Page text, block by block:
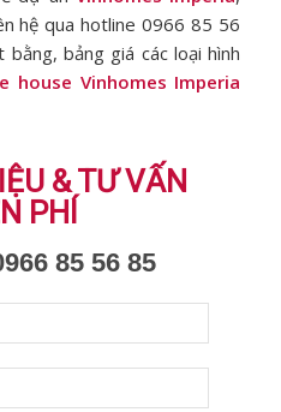
hệ qua hotline 0966 85 56
bảng giá các loại hình
house Vinhomes Imperia
& TƯ VẤN
PHÍ
85 56 85